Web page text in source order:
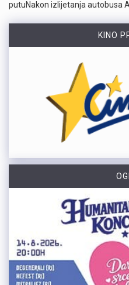
putuNakon izlijetanja autobusa
KINO